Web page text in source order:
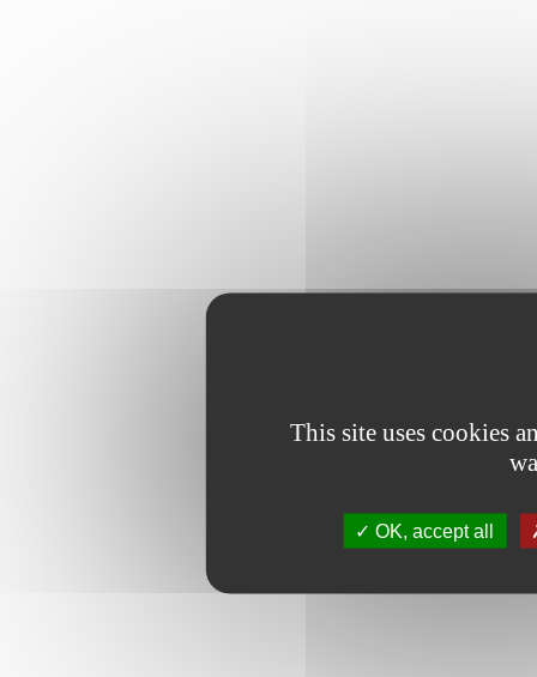
This site uses cookies
OK, accept all